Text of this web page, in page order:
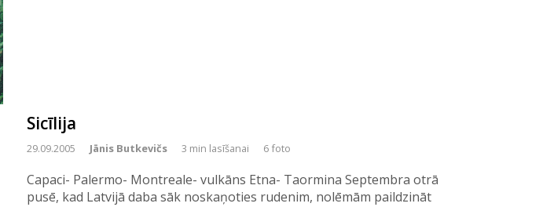
Sicīlija
29.09.2005 Jānis Butkevičs 3 min lasīšanai 6 foto
Capaci- Palermo- Montreale- vulkāns Etna- Taormina Septembra otrā
pusē, kad Latvijā daba sāk noskaņoties rudenim, nolēmām paildzināt